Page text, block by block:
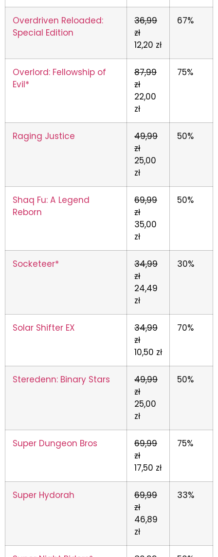
Overdriven Reloaded:
Special Edition
36,99
zł
12,20 zł
67%
Overlord: Fellowship of
Evil*
87,99
zł
22,00
zł
75%
Raging Justice
49,99
zł
25,00
zł
50%
Shaq Fu: A Legend
Reborn
69,99
zł
35,00
zł
50%
Socketeer*
34,99
zł
24,49
zł
30%
Solar Shifter EX
34,99
zł
10,50 zł
70%
Steredenn: Binary Stars
49,99
zł
25,00
zł
50%
Super Dungeon Bros
69,99
zł
17,50 zł
75%
Super Hydorah
69,99
zł
46,89
zł
33%